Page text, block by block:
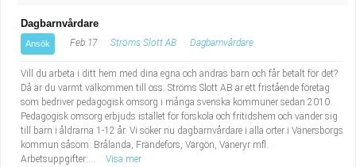
Dagbarnvårdare
Ansök Feb 17 Ströms Slott AB Dagbarnvårdare
Vill du arbeta i ditt hem med dina egna och andras barn och får betalt för det?
Då är du varmt välkommen till oss. Ströms Slott AB är ett fristående företag
som bedriver pedagogisk omsorg i många svenska kommuner sedan 2010.
Pedagogisk omsorg erbjuds istället för förskola och fritidshem och vänder sig
till barn i åldrarna 1-12 år. Vi söker nu dagbarnvårdare i alla orter i Vänersborgs
kommun såsom: Brålanda, Frändefors, Vargön, Väneryr mfl.
Arbetsuppgifter:...
Visa mer